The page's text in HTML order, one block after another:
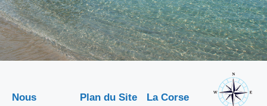
Nous
Plan du Site La Corse